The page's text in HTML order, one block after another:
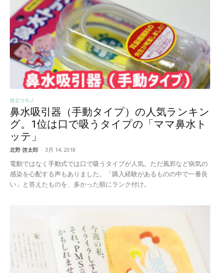
役立つモノ
鼻水吸引器（手動タイプ）の人気ランキン
グ。1位は口で吸うタイプの「ママ鼻水ト
ッテ」
北野 啓太郎 - 3月 14, 2018
電動ではなく手動式では口で吸うタイプが人気。ただ風邪など病気の
感染を心配する声もありました。「購入経験があるものの中で一番良
い」と答えたものを、多かった順にランク付け。